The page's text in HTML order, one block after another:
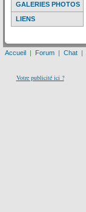
GALERIES PHOTOS
LIENS
Accueil | Forum | Chat |
Votre publicité ici ?